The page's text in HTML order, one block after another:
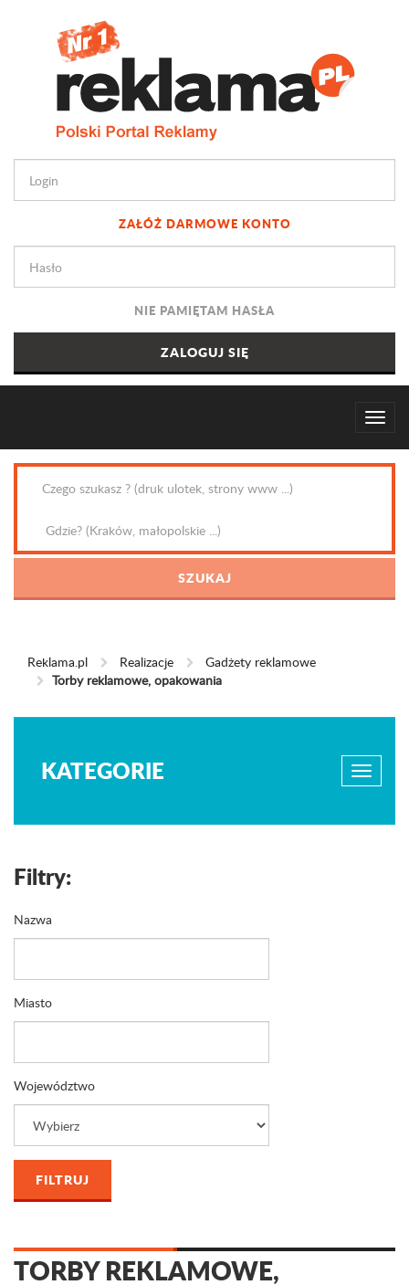
ZAŁÓŻ DARMOWE KONTO
NIE PAMIĘTAM HASŁA
Reklama.pl Realizacje
Gadżety reklamowe
Torby reklamowe, opakowania
KATEGORIE
Filtry:
Nazwa
Miasto
Województwo
TORBY REKLAMOWE,